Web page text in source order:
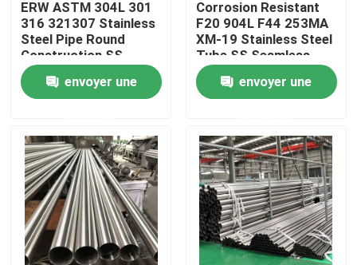
Visite d'usine
Contrôle de qualité
Nouvelles
Cas
tuyau sans couture de solides solubles
ERW ASTM 304L 301
316 321307 Stainless
Steel Pipe Round
Construction SS
Seamless Pipe
Brushed Stainless
Steel Tube
envoyer une
Corrosion Resistant
F20 904L F44 253MA
XM-19 Stainless Steel
Tube SS Seamless
Pipe BA Bright
Annealedenvoyer une